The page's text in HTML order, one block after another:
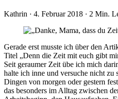
Kathrin · 4. Februar 2018 · 2 Min.
Gerade erst musste ich über den
Titel „Denn die Zeit mit euch gibt
Seit geraumer Zeit übe ich mich
halte ich inne und versuche nicht zu
Dingen von morgen oder gestern
das besonders im Alltag zwischen